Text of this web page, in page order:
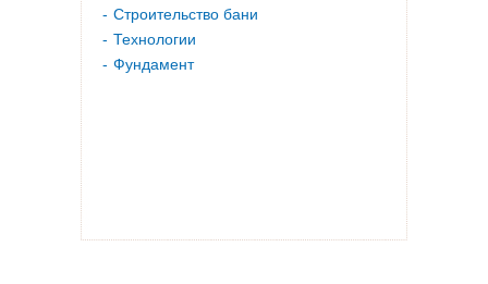
Строительство бани
Технологии
Фундамент